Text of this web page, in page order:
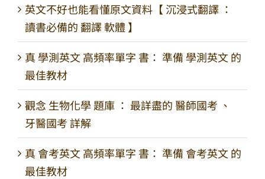
英文不好也能看懂原文資料【 沉浸式翻譯 ：
讀書必備的 翻譯 軟體 】
真 學測英文 高頻率單字 書： 準備 學測英文 的
最佳教材
觀念 生物化學 題庫 ： 最詳盡的 醫師國考 、
牙醫國考 詳解
真 會考英文 高頻率單字 書： 準備 會考英文 的
最佳教材